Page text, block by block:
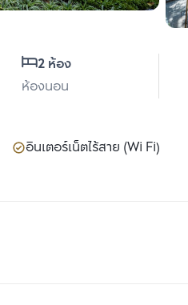
2 ห้อง
ห้องนอน
อินเตอร์เน็ตไร้สาย (Wi Fi)